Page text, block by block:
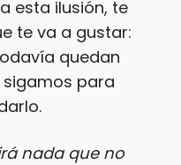
esta ilusión, te
te va a gustar:
quedan
sigamos para
nada que no